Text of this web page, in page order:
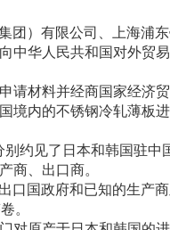
）有限公司、上海浦
中华人民共和国对外贸
材料并经商国家经济
境内的不锈钢冷轧薄板
见了日本和韩国驻中
商、出口商。
国政府和已知的生产
。